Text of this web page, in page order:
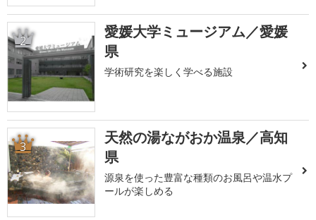
2
愛媛大学ミュージアム／愛媛
県
学術研究を楽しく学べる施設
3
天然の湯ながおか温泉／高知
県
源泉を使った豊富な種類のお風呂や温水プ
ールが楽しめる